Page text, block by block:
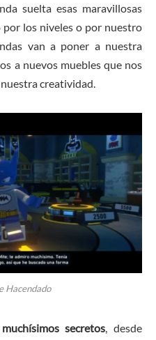
suelta esas maravillosas
por los niveles o por nuestro
van a poner a nuestra
a nuevos muebles que nos
creatividad.
Hacendado
secretos, desde